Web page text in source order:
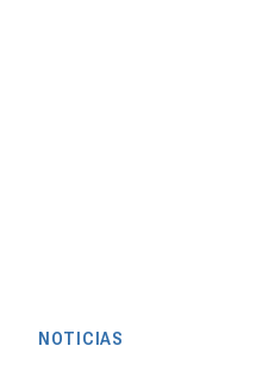
NOTICIAS